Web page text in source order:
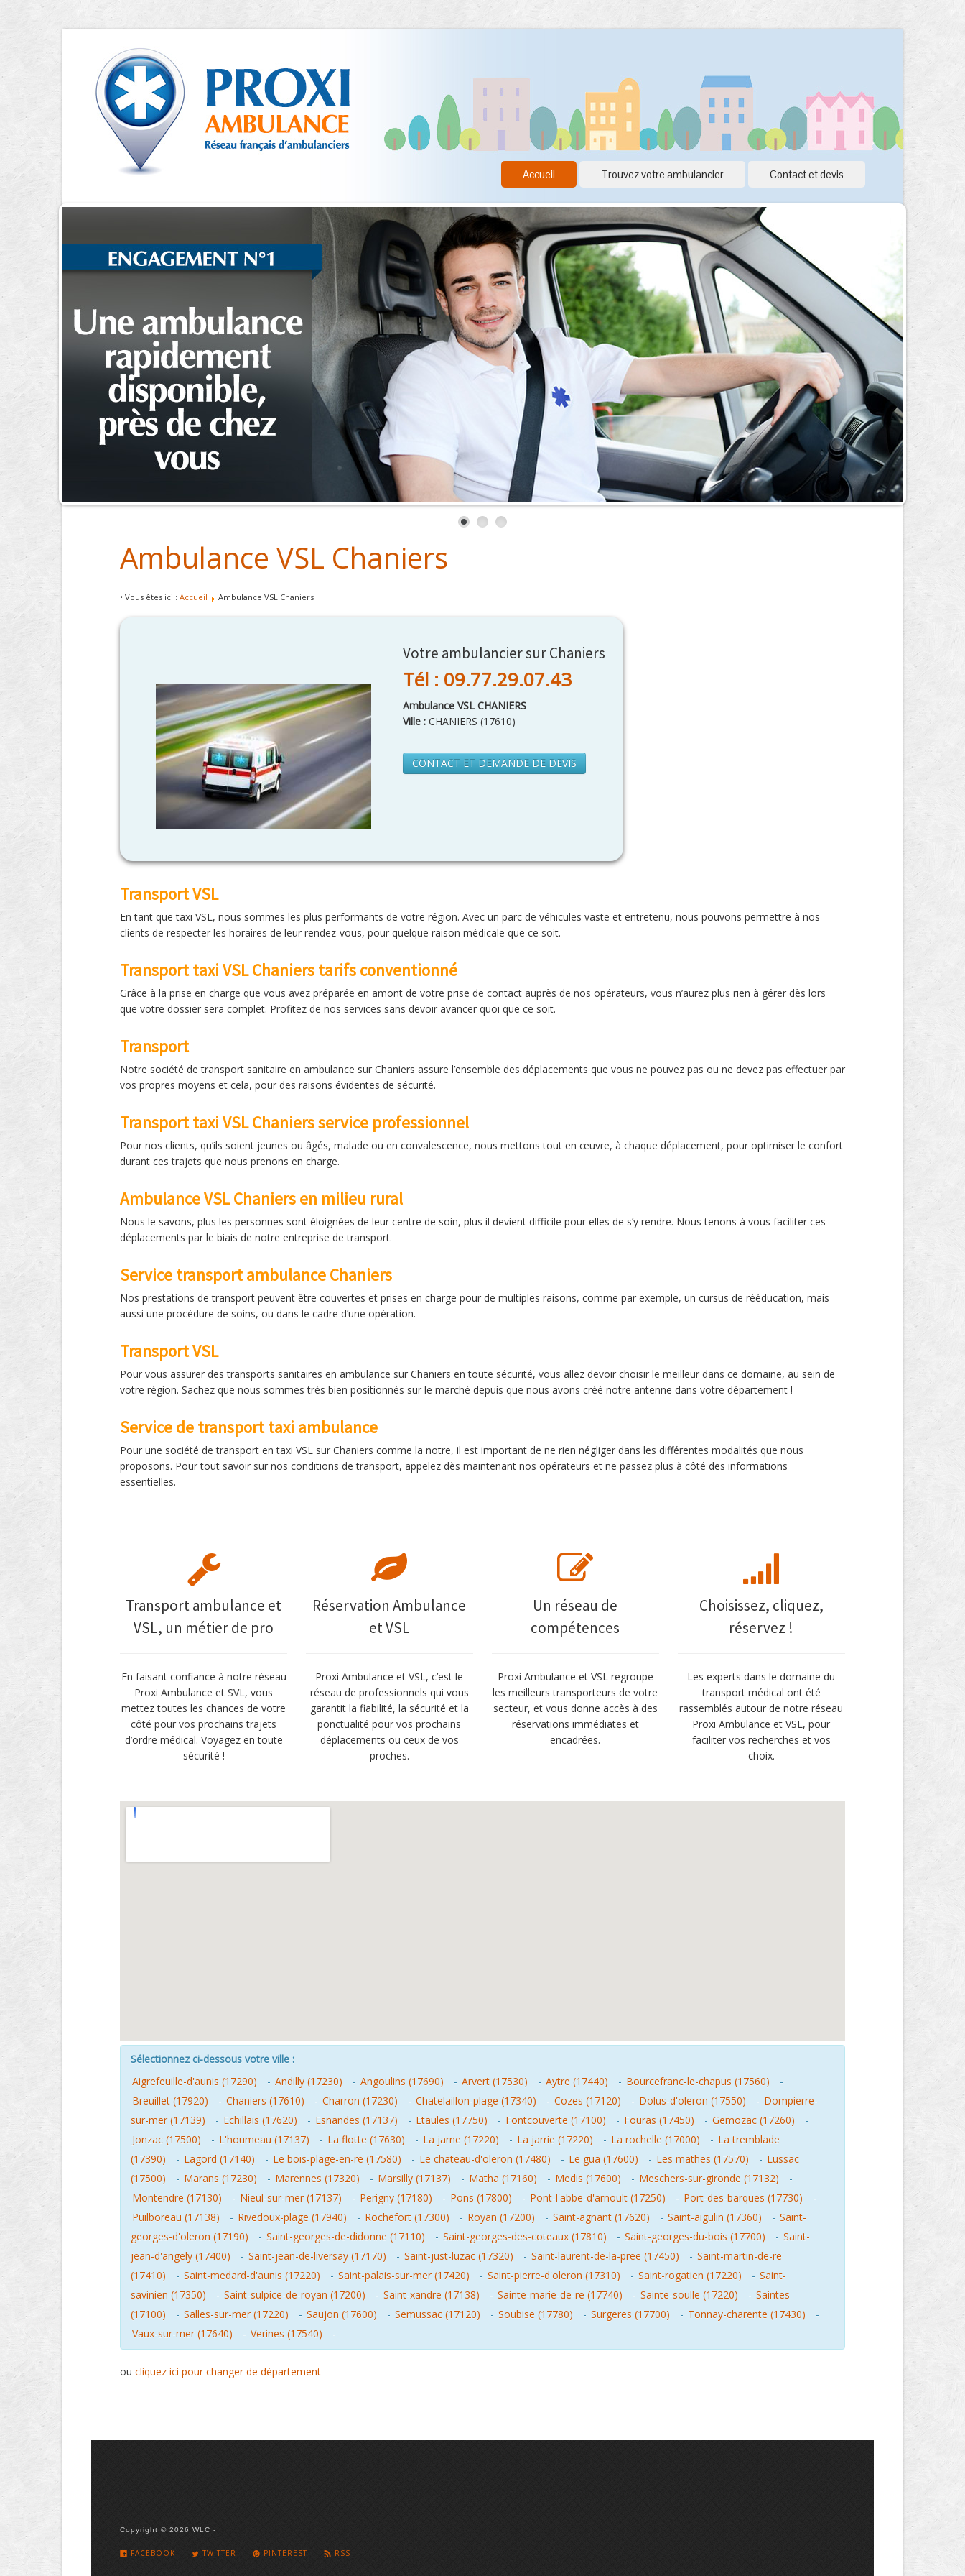
Accueil Trouvez votre ambulancier Contact et devis
Ambulance VSL Chaniers
• Vous êtes ici : Accueil Ambulance VSL Chaniers
Votre ambulancier sur Chaniers
Tél : 09.77.29.07.43
Ambulance VSL CHANIERS
Ville : CHANIERS (17610)
CONTACT ET DEMANDE DE DEVIS
Transport VSL
En tant que taxi VSL, nous sommes les plus performants de votre région. Avec un parc de véhicules vaste et entretenu, nous pouvons permettre à nos
clients de respecter les horaires de leur rendez-vous, pour quelque raison médicale que ce soit.
Transport taxi VSL Chaniers tarifs conventionné
Grâce à la prise en charge que vous avez préparée en amont de votre prise de contact auprès de nos opérateurs, vous n’aurez plus rien à gérer dès lors
que votre dossier sera complet. Profitez de nos services sans devoir avancer quoi que ce soit.
Transport
Notre société de transport sanitaire en ambulance sur Chaniers assure l’ensemble des déplacements que vous ne pouvez pas ou ne devez pas effectuer par
vos propres moyens et cela, pour des raisons évidentes de sécurité.
Transport taxi VSL Chaniers service professionnel
Pour nos clients, qu’ils soient jeunes ou âgés, malade ou en convalescence, nous mettons tout en œuvre, à chaque déplacement, pour optimiser le confort
durant ces trajets que nous prenons en charge.
Ambulance VSL Chaniers en milieu rural
Nous le savons, plus les personnes sont éloignées de leur centre de soin, plus il devient difficile pour elles de s’y rendre. Nous tenons à vous faciliter ces
déplacements par le biais de notre entreprise de transport.
Service transport ambulance Chaniers
Nos prestations de transport peuvent être couvertes et prises en charge pour de multiples raisons, comme par exemple, un cursus de rééducation, mais
aussi une procédure de soins, ou dans le cadre d’une opération.
Transport VSL
Pour vous assurer des transports sanitaires en ambulance sur Chaniers en toute sécurité, vous allez devoir choisir le meilleur dans ce domaine, au sein de
votre région. Sachez que nous sommes très bien positionnés sur le marché depuis que nous avons créé notre antenne dans votre département !
Service de transport taxi ambulance
Pour une société de transport en taxi VSL sur Chaniers comme la notre, il est important de ne rien négliger dans les différentes modalités que nous
proposons. Pour tout savoir sur nos conditions de transport, appelez dès maintenant nos opérateurs et ne passez plus à côté des informations
essentielles.
Transport ambulance et
VSL, un métier de pro
En faisant confiance à notre réseau
Proxi Ambulance et SVL, vous
mettez toutes les chances de votre
côté pour vos prochains trajets
d’ordre médical. Voyagez en toute
sécurité !
Réservation Ambulance
et VSL
Proxi Ambulance et VSL, c’est le
réseau de professionnels qui vous
garantit la fiabilité, la sécurité et la
ponctualité pour vos prochains
déplacements ou ceux de vos
proches.
Un réseau de
compétences
Proxi Ambulance et VSL regroupe
les meilleurs transporteurs de votre
secteur, et vous donne accès à des
réservations immédiates et
encadrées.
Choisissez, cliquez,
réservez !
Les experts dans le domaine du
transport médical ont été
rassemblés autour de notre réseau
Proxi Ambulance et VSL, pour
faciliter vos recherches et vos
choix.
Sélectionnez ci-dessous votre ville :
Aigrefeuille-d'aunis (17290)
- Andilly (17230) - Angoulins (17690) - Arvert (17530) - Aytre (17440) - Bourcefranc-le-chapus (17560)
-
Breuillet (17920)
- Chaniers (17610) - Charron (17230) - Chatelaillon-plage (17340) - Cozes (17120) - Dolus-d'oleron (17550) - Dompierre-
sur-mer (17139)
- Echillais (17620) - Esnandes (17137) - Etaules (17750) - Fontcouverte (17100) - Fouras (17450) - Gemozac (17260)
-
Jonzac (17500)
- L'houmeau (17137) - La flotte (17630) - La jarne (17220) - La jarrie (17220) - La rochelle (17000) - La tremblade
(17390)
- Lagord (17140) - Le bois-plage-en-re (17580) - Le chateau-d'oleron (17480) - Le gua (17600) - Les mathes (17570) - Lussac
(17500)
- Marans (17230) - Marennes (17320) - Marsilly (17137) - Matha (17160) - Medis (17600) - Meschers-sur-gironde (17132)
-
Montendre (17130)
- Nieul-sur-mer (17137) - Perigny (17180) - Pons (17800) - Pont-l'abbe-d'arnoult (17250) - Port-des-barques (17730)
-
Puilboreau (17138)
- Rivedoux-plage (17940) - Rochefort (17300) - Royan (17200) - Saint-agnant (17620) - Saint-aigulin (17360) - Saint-
georges-d'oleron (17190)
- Saint-georges-de-didonne (17110) - Saint-georges-des-coteaux (17810) - Saint-georges-du-bois (17700) - Saint-
jean-d'angely (17400)
- Saint-jean-de-liversay (17170) - Saint-just-luzac (17320) - Saint-laurent-de-la-pree (17450) - Saint-martin-de-re
(17410)
- Saint-medard-d'aunis (17220) - Saint-palais-sur-mer (17420) - Saint-pierre-d'oleron (17310) - Saint-rogatien (17220) - Saint-
savinien (17350)
- Saint-sulpice-de-royan (17200) - Saint-xandre (17138) - Sainte-marie-de-re (17740) - Sainte-soulle (17220) - Saintes
(17100)
- Salles-sur-mer (17220) - Saujon (17600) - Semussac (17120) - Soubise (17780) - Surgeres (17700) - Tonnay-charente (17430)
-
Vaux-sur-mer (17640)
- Verines (17540) -
ou cliquez ici pour changer de département
Copyright © 2026 WLC -
FACEBOOK TWITTER PINTEREST RSS